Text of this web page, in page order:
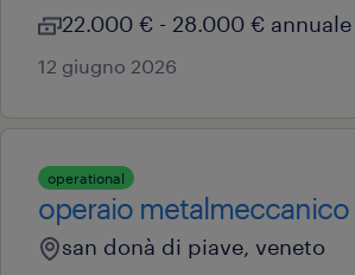
22.000 € - 28.000 € annuale
12 giugno 2026
operational
operaio
san donà di piave, veneto